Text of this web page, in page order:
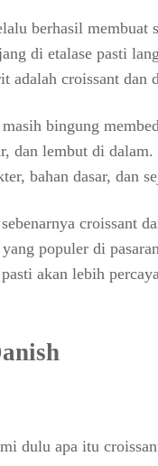
berhasil membuat
di etalase pasti
croissant dan
bingung
dan lembut di
bahan dasar, dan
croissant
populer di
akan lebih
dulu apa itu